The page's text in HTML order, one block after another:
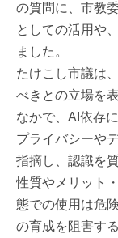
の質問に、市教
としての活用や
ました。
たけこし市議は
べきとの立場を
なかで、AI依存
プライバシーや
指摘し、認識を
性質やメリット
態での使用は危
の育成を阻害す